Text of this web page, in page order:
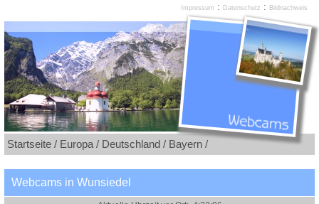
Startseite / Europa / Deutschland / Bayern /
Webcams in Wunsiedel
Impressum : Datenschutz : Bildnachweis